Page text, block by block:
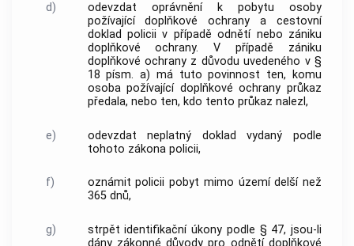
d)
odevzdat oprávnění k pobytu osoby
požívající doplňkové ochrany a cestovní
doklad policii v případě odnětí nebo zániku
doplňkové ochrany. V případě zániku
doplňkové ochrany z důvodu uvedeného v §
18 písm. a) má tuto povinnost ten, komu
osoba požívající doplňkové ochrany průkaz
předala, nebo ten, kdo tento průkaz nalezl,
e)
odevzdat neplatný doklad vydaný podle
tohoto zákona policii,
f)
oznámit policii pobyt mimo území delší než
365 dnů,
g)
strpět identifikační úkony podle § 47, jsou-li
dány zákonné důvody pro odnětí doplňkové